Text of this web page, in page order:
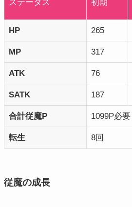
ステータス 初期
HP 265
MP 317
ATK 76
SATK 187
合計従魔P 1099P必要
転生 8回
従魔の成長